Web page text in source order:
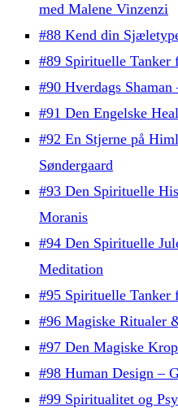
med Malene Vinzenzi
#88 Kend din
#89 Spirituelle Tanker
#90 Hverdags
#91 Den Engelske
#92 En Stjerne på
Søndergaard
#93 Den Spirituelle
Moranis
#94 Den Spirituelle
Meditation
#95 Spirituelle Tanker
#96 Magiske Ritualer
#97 Den Magiske
#98 Human Design –
#99 Spiritualitet og